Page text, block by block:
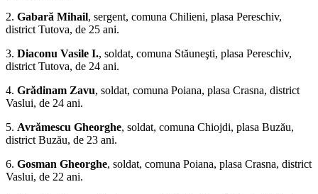
2. Gabară Mihail, sergent, comuna Chilieni, plasa Pereschiv,
district Tutova, de 25 ani.
3. Diaconu Vasile I., soldat, comuna Stăuneşti, plasa Pereschiv,
district Tutova, de 24 ani.
4. Grădinam Zavu, soldat, comuna Poiana, plasa Crasna, district
Vaslui, de 24 ani.
5. Avrămescu Gheorghe, soldat, comuna Chiojdi, plasa Buzău,
district Buzău, de 23 ani.
6. Gosman Gheorghe, soldat, comuna Poiana, pla­sa Crasna, district
Vaslui, de 22 ani.